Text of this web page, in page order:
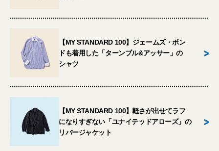
【MY STANDARD 100】ジェームズ・ボン
ドも着用した「ターンブル&アッサー」の
シャツ
>
【MY STANDARD 100】軽さが出せてラフ
になりすぎない「ユナイテッドアローズ」の
リバージャケット
>